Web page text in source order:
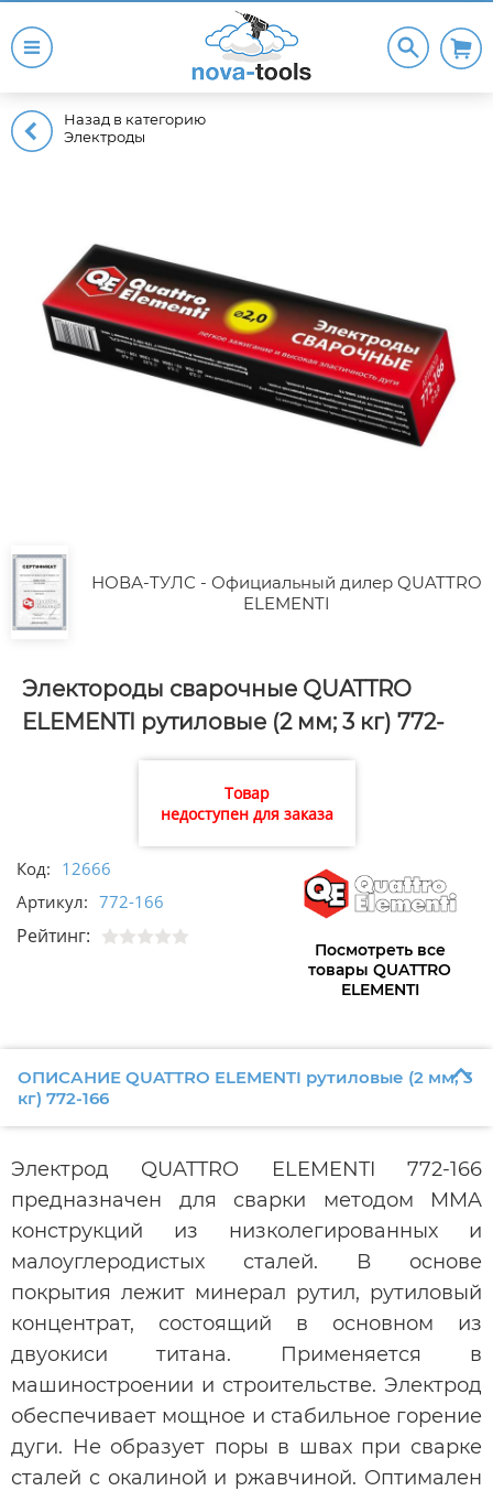
Назад в категорию
Электроды
НОВА-ТУЛС - Официальный дилер QUATTRO
ELEMENTI
Электороды сварочные QUATTRO
ELEMENTI рутиловые (2 мм; 3 кг) 772-
Товар
недоступен для заказа
Код: 12666
Артикул: 772-166
Рейтинг:
Посмотреть все
товары QUATTRO
ELEMENTI
ОПИСАНИЕ QUATTRO ELEMENTI рутиловые (2 мм; 3
кг) 772-166
Электрод QUATTRO ELEMENTI 772-166
предназначен для сварки методом MMA
конструкций из низколегированных и
малоуглеродистых сталей. В основе
покрытия лежит минерал рутил, рутиловый
концентрат, состоящий в основном из
двуокиси титана. Применяется в
машиностроении и строительстве. Электрод
обеспечивает мощное и стабильное горение
дуги. Не образует поры в швах при сварке
сталей с окалиной и ржавчиной. Оптимален